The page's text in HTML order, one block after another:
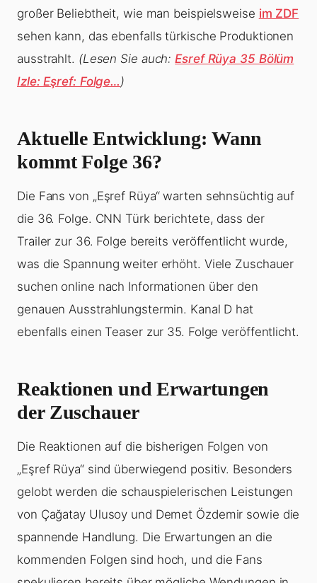
großer Beliebtheit, wie man beispielsweise im ZDF
sehen kann, das ebenfalls türkische Produktionen
ausstrahlt. (Lesen Sie auch:Esref Rüya 35 Bölüm
Izle: Eşref: Folge…)
Aktuelle Entwicklung: Wann
kommt Folge 36?
Die Fans von „Eşref Rüya“ warten sehnsüchtig auf
die 36. Folge. CNN Türk berichtete, dass der
Trailer zur 36. Folge bereits veröffentlicht wurde,
was die Spannung weiter erhöht. Viele Zuschauer
suchen online nach Informationen über den
genauen Ausstrahlungstermin. Kanal D hat
ebenfalls einen Teaser zur 35. Folge veröffentlicht.
Reaktionen und Erwartungen
der Zuschauer
Die Reaktionen auf die bisherigen Folgen von
„Eşref Rüya“ sind überwiegend positiv. Besonders
gelobt werden die schauspielerischen Leistungen
von Çağatay Ulusoy und Demet Özdemir sowie die
spannende Handlung. Die Erwartungen an die
kommenden Folgen sind hoch, und die Fans